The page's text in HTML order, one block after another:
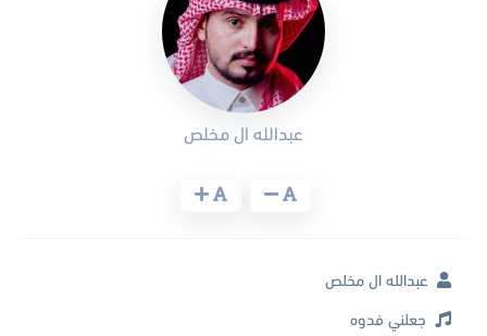
عبدالله ال مخلص
عبدالله ال مخلص
جعلني فدوه